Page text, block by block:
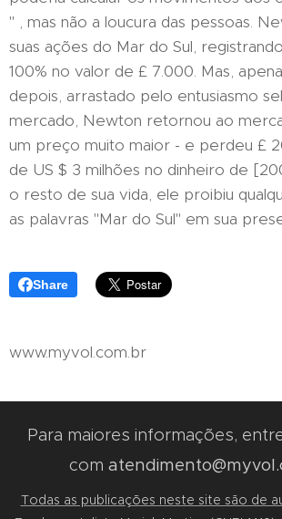
" , mas não a loucura das pessoas.
suas ações do Mar do Sul,
100% no valor de £ 7.000. Mas,
depois, arrastado pelo entusiasmo
mercado, Newton retornou ao
um preço muito maior - e perdeu £
de US $ 3 milhões no dinheiro de
o resto de sua vida, ele proibiu
as palavras "Mar do Sul" em sua
Share
www.myvol.com.br
Para maiores informações,
com
Todas as publicações neste site são de